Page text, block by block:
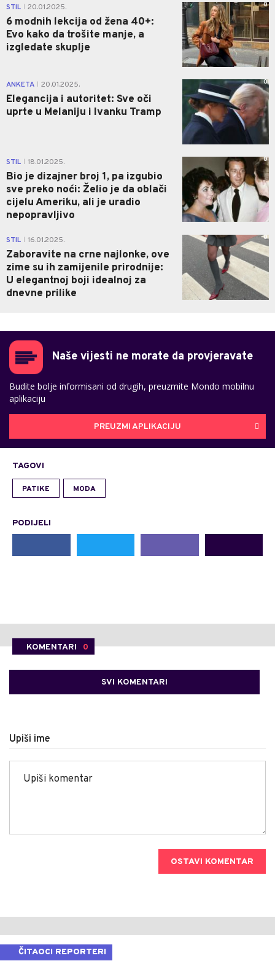
STIL 20.01.2025.
6 modnih lekcija od žena 40+:
Evo kako da trošite manje, a
izgledate skuplje
0
ANKETA 20.01.2025.
Elegancija i autoritet: Sve oči
uprte u Melaniju i Ivanku Tramp
0
STIL 18.01.2025.
Bio je dizajner broj 1, pa izgubio
sve preko noći: Želio je da oblači
cijelu Ameriku, ali je uradio
nepopravljivo
0
STIL 16.01.2025.
Zaboravite na crne najlonke, ove
zime su ih zamijenile prirodnije:
U elegantnoj boji idealnoj za
dnevne prilike
0
Naše vijesti ne morate da provjeravate
Budite bolje informisani od drugih, preuzmite Mondo mobilnu
aplikaciju
PREUZMI APLIKACIJU
TAGOVI
PATIKE MODA
PODIJELI
KOMENTARI 0
SVI KOMENTARI
Upiši ime
OSTAVI KOMENTAR
ČITAOCI REPORTERI